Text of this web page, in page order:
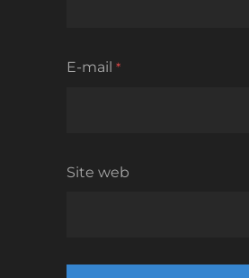
E-mail *
Site web